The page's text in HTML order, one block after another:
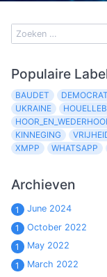
Populaire
BAUDET
UKRAINE
KINNEGING
XMPP
WHATSAPP
Archieven
1
June 2024
1
October 2022
1
May 2022
1
March 2022